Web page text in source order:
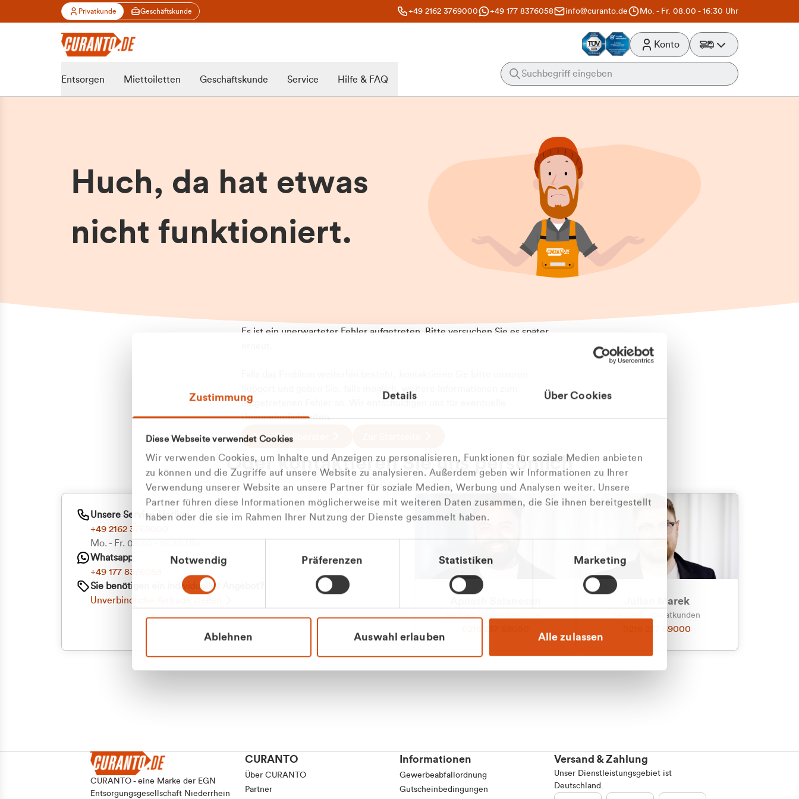
Zustimmung Details Über Cookies
Diese Webseite verwendet Cookies
Wir verwenden Cookies, um Inhalte und Anzeigen zu personalisieren, Funktionen für soziale Medien anbieten
zu können und die Zugriffe auf unsere Website zu analysieren. Außerdem geben wir Informationen zu Ihrer
Verwendung unserer Website an unsere Partner für soziale Medien, Werbung und Analysen weiter. Unsere
Partner führen diese Informationen möglicherweise mit weiteren Daten zusammen, die Sie ihnen bereitgestellt
haben oder die sie im Rahmen Ihrer Nutzung der Dienste gesammelt haben.
Einwilligungsauswahl
Notwendig Präferenzen Statistiken Marketing
Ablehnen Auswahl erlauben Alle zulassen
Privatkunde Geschäftskunde +49 2162 3769000 +49 177 8376058 info@curanto.de Mo. - Fr. 08.00 - 16:30 Uhr
Zu welcher
Kundengruppe
gehören Sie?
Privatkunde (inkl. MwSt.)
Geschäftskunde (exkl. MwSt.)
Konto
Entsorgen Miettoiletten Geschäftskunde Service Hilfe & FAQ
Huch, da hat etwas
nicht funktioniert.
Es ist ein unerwarteter Fehler aufgetreten. Bitte versuchen Sie es später
aufgetretenen Fehler an. Wir entschuldigen uns für eventuelle
Unannehmlichkeiten.
Zum Abfallberater
Oder kontaktieren Sie uns persönlich
Wir sind gerne für Sie da
Unsere Service-Hotline
+49 2162 3769000
Mo. - Fr. 08.00 - 16:30 Uhr
Whatsapp
+49 177 8376058
Sie benötigen ein individuelles Angebot?
Unverbindliche Anfrage stellen
Julian Marek
Vertrieb - Privatkunden
0216 237 69000
CURANTO - eine Marke der EGN
Entsorgungsgesellschaft Niederrhein
CURANTO
Über CURANTO
Partner
Informationen
Gewerbeabfallordnung
Gutscheinbedingungen
Versand & Zahlung
Unser Dienstleistungsgebiet ist
Deutschland.